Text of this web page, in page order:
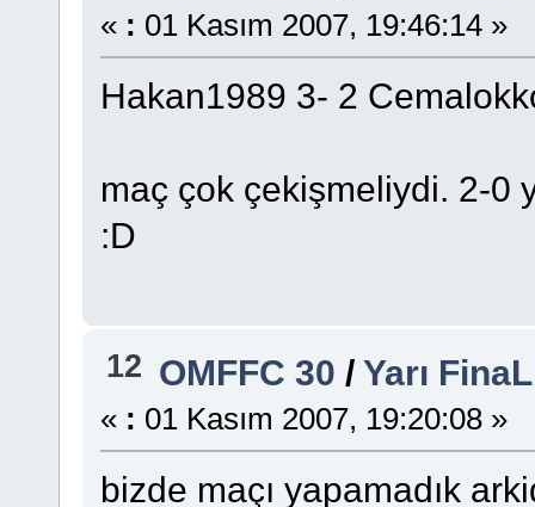
« : 01 Kasım 2007, 19:46:14 »
Hakan1989 3- 2
maç çok çekişmeliydi. 2-0
:D
12 OMFFC 30 /Yarı
« : 01 Kasım 2007, 19:20:08 »
bizde maçı yapamadık